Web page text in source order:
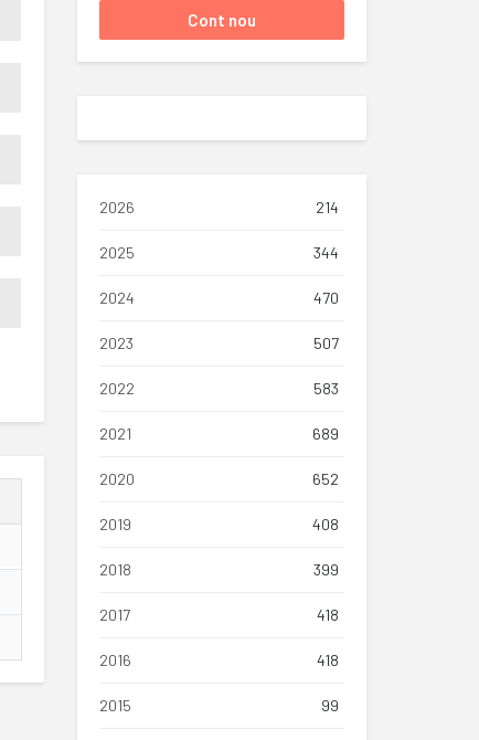
2026 214
2025 344
2024 470
2023 507
2022 583
2021 689
2020 652
2019 408
2018 399
2017 418
2016 418
2015 99